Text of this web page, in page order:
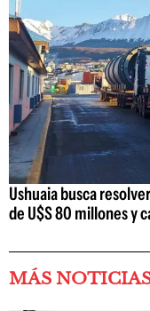
Ushuaia busca
de U$S 80 millones y
MÁS